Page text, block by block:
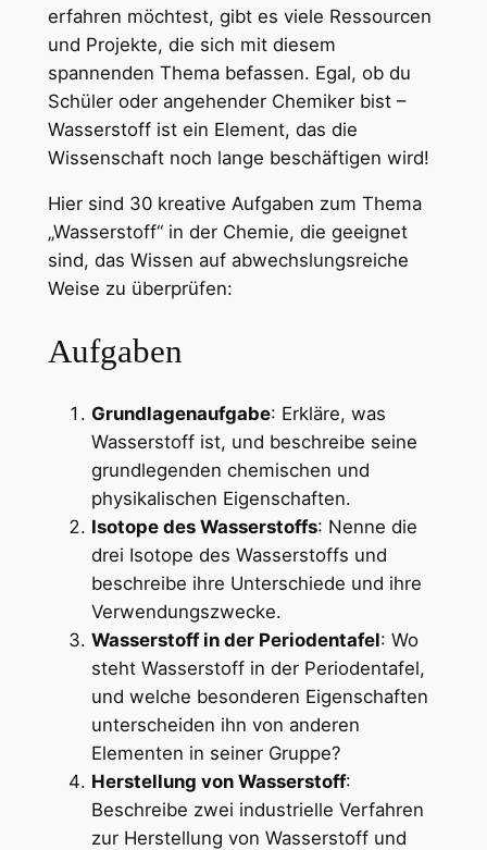
erfahren möchtest, gibt es viele Ressourcen
und Projekte, die sich mit diesem
spannenden Thema befassen. Egal, ob du
Schüler oder angehender Chemiker bist –
Wasserstoff ist ein Element, das die
Wissenschaft noch lange beschäftigen wird!
Hier sind 30 kreative Aufgaben zum Thema
„Wasserstoff“ in der Chemie, die geeignet
sind, das Wissen auf abwechslungsreiche
Weise zu überprüfen:
Aufgaben
Grundlagenaufgabe: Erkläre, was
Wasserstoff ist, und beschreibe seine
grundlegenden chemischen und
physikalischen Eigenschaften.
Isotope des Wasserstoffs: Nenne die
drei Isotope des Wasserstoffs und
beschreibe ihre Unterschiede und ihre
Verwendungszwecke.
Wasserstoff in der Periodentafel: Wo
steht Wasserstoff in der Periodentafel,
und welche besonderen Eigenschaften
unterscheiden ihn von anderen
Elementen in seiner Gruppe?
Herstellung von Wasserstoff:
Beschreibe zwei industrielle Verfahren
zur Herstellung von Wasserstoff und